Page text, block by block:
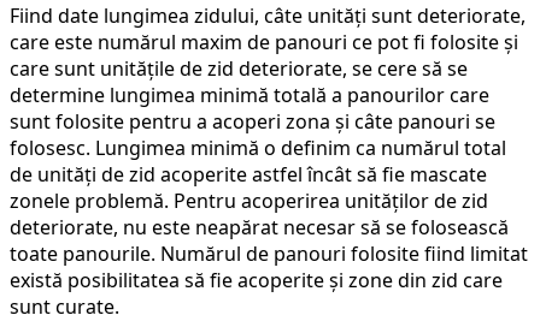
Fiind date lungimea zidului, câte unități sunt deteriorate,
care este numărul maxim de panouri ce pot fi folosite și
care sunt unitățile de zid deteriorate, se cere să se
determine lungimea minimă totală a panourilor care
sunt folosite pentru a acoperi zona și câte panouri se
folosesc. Lungimea minimă o definim ca numărul total
de unități de zid acoperite astfel încât să fie mascate
zonele problemă. Pentru acoperirea unităților de zid
deteriorate, nu este neapărat necesar să se folosească
toate panourile. Numărul de panouri folosite fiind limitat
există posibilitatea să fie acoperite și zone din zid care
sunt curate.